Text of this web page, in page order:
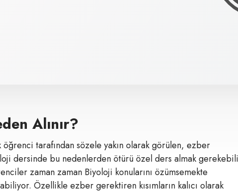
Alınır?
tarafından sözele yakın olarak görülen, ezber
dersinde bu nedenlerden ötürü özel ders almak
zaman zaman Biyoloji konularını özümsemekte
Özellikle ezber gerektiren kısımların kalıcı olarak